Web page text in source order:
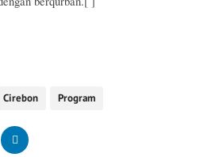
Cirebon Program